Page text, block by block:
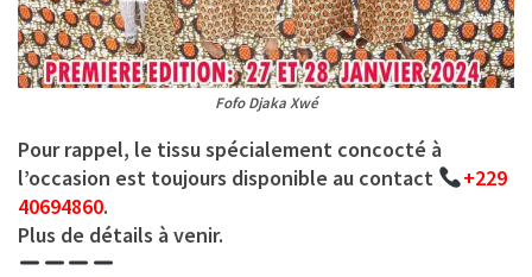
Fofo Djaka Xwé
Pour rappel, le tissu spécialement concocté à
l’occasion est toujours disponible au contact
+229
40694860.
Plus de détails à venir.